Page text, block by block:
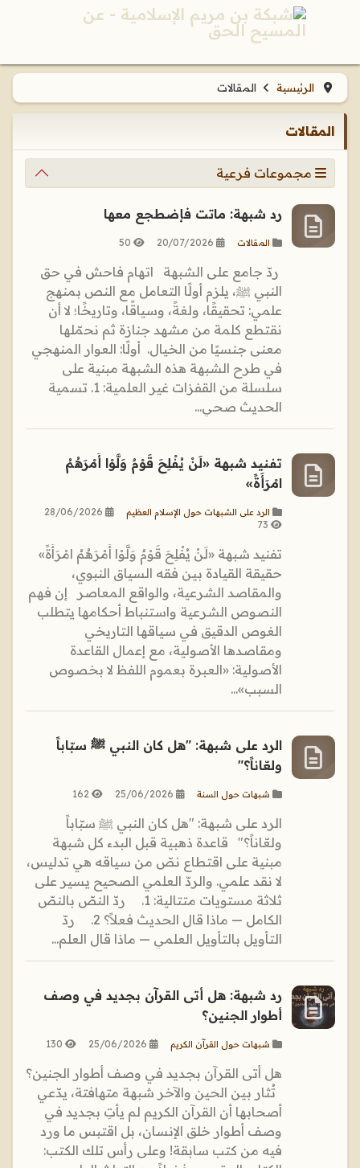
الرئيسية المقالات
المقالات
مجموعات فرعية
رد شبهة: ماتت فإضطجع معها
المقالات 20/07/2026
50
ردّ جامع على الشبهة اتهام فاحش في حق
النبي ﷺ، يلزم أولًا التعامل مع النص بمنهج
علمي: تحقيقًا، ولغةً، وسياقًا، وتاريخًا؛ لا أن
نقتطع كلمة من مشهد جنازة ثم نحمّلها
معنى جنسيًا من الخيال. أولًا: العوار المنهجي
في طرح الشبهة هذه الشبهة مبنية على
سلسلة من القفزات غير العلمية: 1. تسمية
الحديث صحي...
تفنيد شبهة «لَنْ يُفْلِحَ قَوْمٌ وَلَّوْا أَمْرَهُمُ
امْرَأَةً»
الرد على الشبهات حول الإسلام العظيم
28/06/2026
73
تفنيد شبهة «لَنْ يُفْلِحَ قَوْمٌ وَلَّوْا أَمْرَهُمُ امْرَأَةً»
حقيقة القيادة بين فقه السياق النبوي،
والمقاصد الشرعية، والواقع المعاصر إن فهم
النصوص الشرعية واستنباط أحكامها يتطلب
الغوص الدقيق في سياقها التاريخي
ومقاصدها الأصولية، مع إعمال القاعدة
الأصولية: «العبرة بعموم اللفظ لا بخصوص
السبب»...
الرد على شبهة: "هل كان النبي ﷺ سبّاباً
ولعّاناً؟"
شبهات حول السنة 25/06/2026
162
الرد على شبهة: "هل كان النبي ﷺ سبّاباً
ولعّاناً؟" قاعدة ذهبية قبل البدء كل شبهة
مبنية على اقتطاع نصّ من سياقه هي تدليس،
لا نقد علمي. والردّ العلمي الصحيح يسير على
ثلاثة مستويات متتالية: 1. ردّ النصّ بالنصّ
الكامل — ماذا قال الحديث فعلاً؟ 2. ردّ
التأويل بالتأويل العلمي — ماذا قال العلم...
رد شبهة: هل أتى القرآن بجديد في وصف
أطوار الجنين؟
شبهات حول القرآن الكريم 25/06/2026
130
هل أتى القرآن بجديد في وصف أطوار الجنين؟
تُثار بين الحين والآخر شبهة متهافتة، يدّعي
أصحابها أن القرآن الكريم لم يأتِ بجديد في
وصف أطوار خلق الإنسان، بل اقتبس ما ورد
فيه من كتب سابقة! وعلى رأس تلك الكتب: